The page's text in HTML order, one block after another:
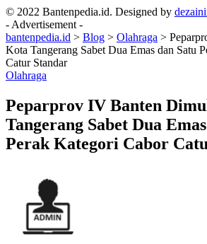
© 2022 Bantenpedia.id. Designed by
- Advertisement -
bantenpedia.id > Blog > Olahraga >
Kota Tangerang Sabet Dua Emas dan Satu
Catur Standar
Olahraga
Peparprov IV Banten
Tangerang Sabet Dua
Perak Kategori Cabor